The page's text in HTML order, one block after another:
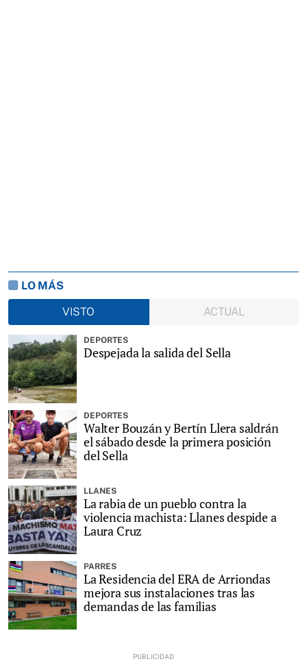
LO MÁS
VISTO
ACTUAL
DEPORTES
Despejada la salida del Sella
DEPORTES
Walter Bouzán y Bertín Llera saldrán
el sábado desde la primera posición
del Sella
LLANES
La rabia de un pueblo contra la
violencia machista: Llanes despide a
Laura Cruz
PARRES
La Residencia del ERA de Arriondas
mejora sus instalaciones tras las
demandas de las familias